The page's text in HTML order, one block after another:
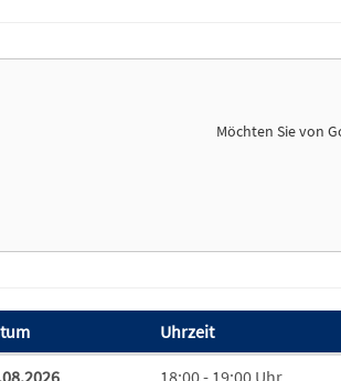
Möchten Sie von
zum diesen Kurs
Uhrzeit